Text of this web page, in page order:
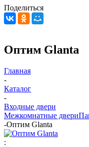
Поделиться
Оптим Glanta
Главная
-
Каталог
-
Входные двери
Межкомнатные двери
-Оптим Glanta
: